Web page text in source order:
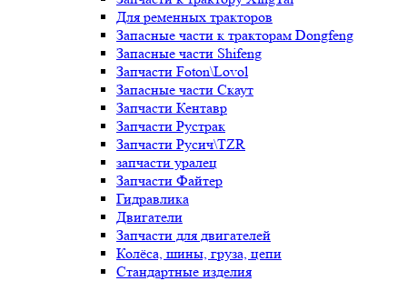
Для ременных тракторов
Запасные части к тракторам Dongfeng
Запасные части Shifeng
Запчасти Foton\Lovol
Запасные части Скаут
Запчасти Кентавр
Запчасти Рустрак
Запчасти Русич\TZR
запчасти уралец
Запчасти Файтер
Гидравлика
Двигатели
Запчасти для двигателей
Колёса, шины, груза, цепи
Стандартные изделия